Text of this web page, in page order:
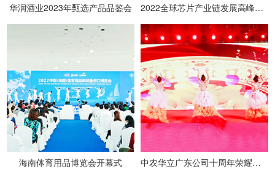
华润酒业2023年甄选产品品鉴会 2022全球芯片产业链发展高峰论坛
海南体育用品博览会开幕式 中农华立广东公司十周年荣耀盛典